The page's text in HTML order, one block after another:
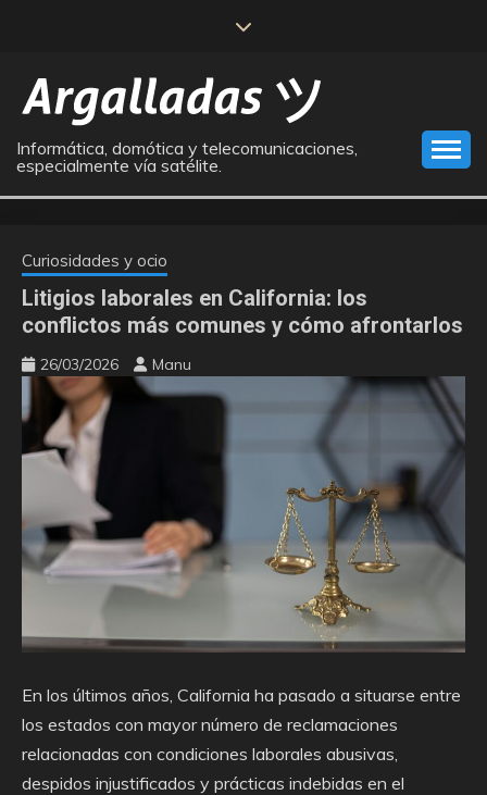
Informática, domótica y telecomunicaciones,
especialmente vía satélite.
Curiosidades y ocio
Litigios laborales en California: los
conflictos más comunes y cómo afrontarlos
26/03/2026 Manu
En los últimos años, California ha pasado a situarse entre
los estados con mayor número de reclamaciones
relacionadas con condiciones laborales abusivas,
despidos injustificados y prácticas indebidas en el